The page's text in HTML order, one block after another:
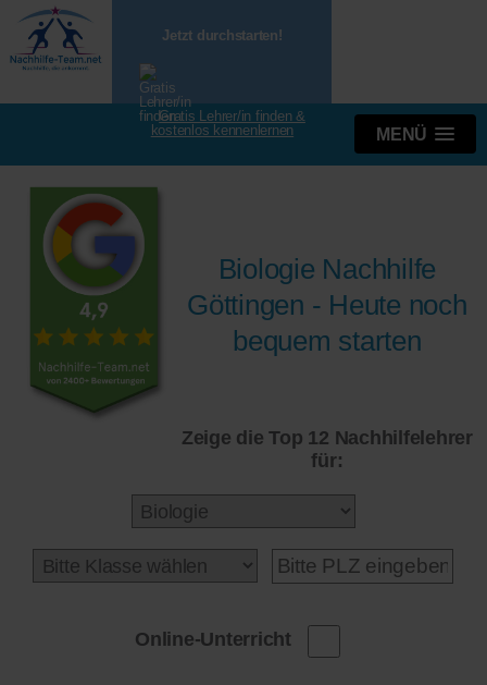
Jetzt durchstarten!
Gratis Lehrer/in finden &
kostenlos kennenlernen
MENÜ
Biologie Nachhilfe
Göttingen - Heute noch
bequem starten
Zeige die Top 12 Nachhilfelehrer
für:
Online-Unterricht